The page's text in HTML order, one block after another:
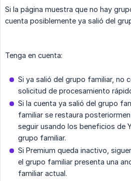
Si la página muestra que no hay
cuenta posiblemente ya salió del
Tenga en cuenta:
Si ya salió del grupo familiar, no
solicitud de procesamiento
Si la cuenta ya salió del grupo
familiar se restaura
seguir usando los beneficios de
grupo familiar.
Si Premium queda inactivo,
el grupo familiar presenta una
familiar actual.